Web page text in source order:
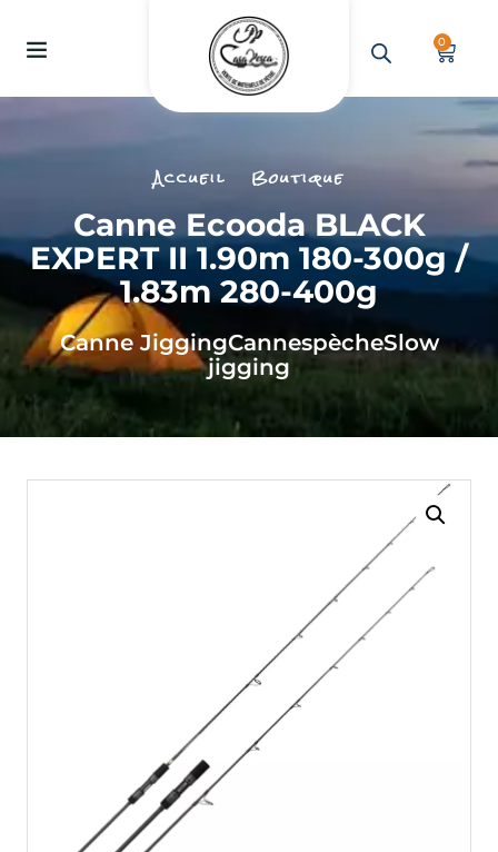
0
Accueil Boutique
Canne Ecooda BLACK
EXPERT II 1.90m 180-300g /
1.83m 280-400g
Canne JiggingCannespècheSlow
jigging